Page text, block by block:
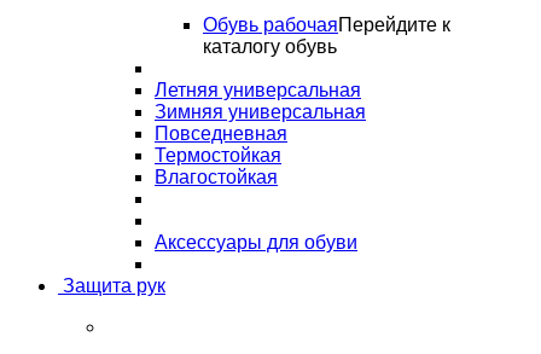
Обувь рабочаяПерейдите к
каталогу обувь
Летняя универсальная
Зимняя универсальная
Повседневная
Термостойкая
Влагостойкая
Аксессуары для обуви
Защита рук